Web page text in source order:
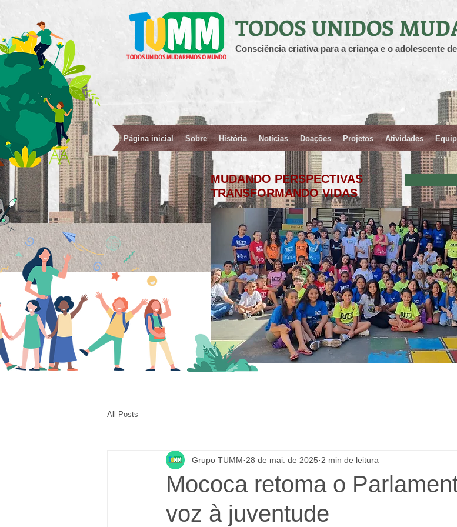
TODOS UNIDOS
Consciência criativa para a criança e o adolescente
Página inicial Sobre História Notícias Doações Projetos Atividades
MUDANDO PERSPECTIVAS
TRANSFORMANDO VIDAS
All Posts
Mococa retoma o
voz à juventude
Grupo TUMM 28 de mai. de 2025 2 min de leitura